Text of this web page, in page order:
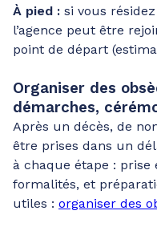
À pied : si vous
l’agence peut être
point de départ
Organiser des
démarches,
Après un décès, de
être prises dans un
à chaque étape : prise
formalités, et
utiles : organiser des